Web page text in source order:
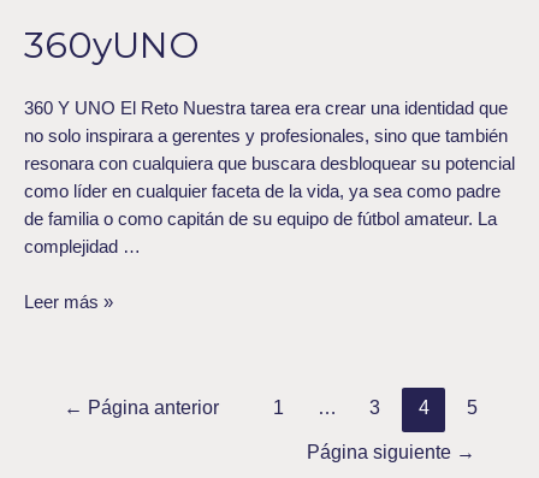
360yUNO
360 Y UNO El Reto Nuestra tarea era crear una identidad que
no solo inspirara a gerentes y profesionales, sino que también
resonara con cualquiera que buscara desbloquear su potencial
como líder en cualquier faceta de la vida, ya sea como padre
de familia o como capitán de su equipo de fútbol amateur. La
complejidad …
Leer más »
← Página anterior 1 … 3 4 5
Página siguiente →